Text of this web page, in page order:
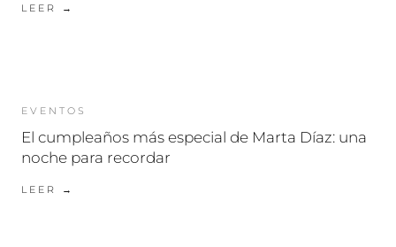
LEER →
EVENTOS
El cumpleaños más especial de Marta Díaz: una
noche para recordar
LEER →